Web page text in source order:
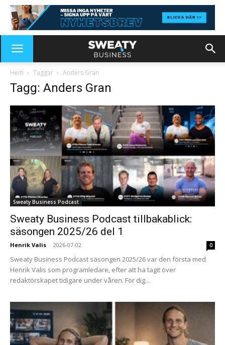
Hem Taggar Anders Gran
Tagg: Anders Gran
Sweaty Business Podcast
Sweaty Business Podcast tillbakablick:
säsongen 2025/26 del 1
Henrik Valis - 2026-07-02 0
Sweaty Business Podcast säsongen 2025/26 var den första med
Henrik Valis som programledare, efter att ha tagit över
redaktörskapet tidigare under våren. För dig...